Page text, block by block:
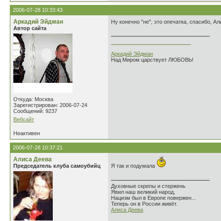
2006-07-28 10:33:43
Аркадий Эйдман
Автор сайта
Откуда: Москва
Зарегистрирован: 2006-07-24
Сообщений: 9237
Вебсайт
Ну конечно "не", это опечатка, спасибо,
Аркадий Эйдман
Над Миром царствует ЛЮБОВЬ!
Неактивен
2006-07-28 10:37:21
Алиса Деева
Председатель клуба самоубийц Я так и подумала
Духовные скрепы и стержень
Явил наш великий народ,
Нацизм был в Европе повержен...
Теперь он в России живёт.
Алиса Деева